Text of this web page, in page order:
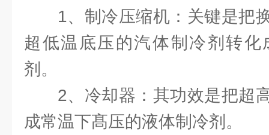
1、制冷压缩机：关键是把
超低温底压的汽体制冷剂转
剂。
2、冷却器：其功效是把超
成常温下髙压的液体制冷剂。